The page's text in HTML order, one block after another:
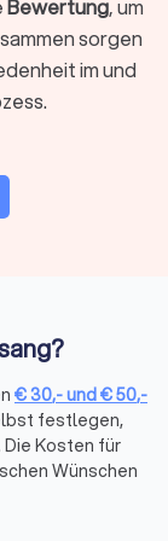
süße und
Mittag.
oder
serviert,
Bewertung, um
sorgen
im und
€30,-und€50,-
festlegen,
Kosten für
Wünschen